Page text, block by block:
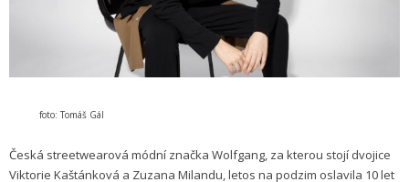
foto: Tomáš Gál
Česká streetwearová módní značka Wolfgang, za kterou stojí dvojice
Viktorie Kaštánková a Zuzana Milandu, letos na podzim oslavila 10 let